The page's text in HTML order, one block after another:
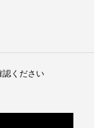
ください